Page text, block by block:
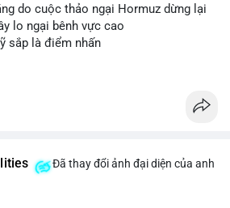
do cuộc thảo ngại Hormuz dừng lại
lo ngại bênh vực cao
sắp là điểm nhấn
Đã thay đổi ảnh đại diện của anh